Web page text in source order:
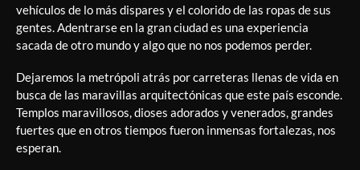
vehículos de lo más dispares y el colorido de las ropas de sus
gentes. Adentrarse en la gran ciudad es una experiencia
sacada de otro mundo y algo que no nos podemos perder.
Dejaremos la metrópoli atrás por carreteras llenas de vida en
busca de las maravillas arquitectónicas que este país esconde.
Templos maravillosos, dioses adorados y venerados, grandes
fuertes que en otros tiempos fueron inmensas fortalezas, nos
esperan.